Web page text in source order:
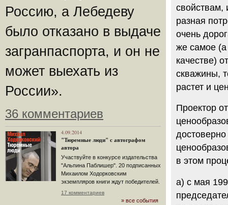
Россию, а Лебедеву
было отказано в выдаче
загранпаспорта, и он не
может выехать из
России».
36 комментариев
4.09.2014
"Тюремные люди" с автографом
автора
Участвуйте в конкурсе издательства
"Альпина Паблишер". 20 подписанных
Михаилом Ходорковским
экземпляров книги ждут победителей.
17 комментариев
» все события
свойствам,
разная
очень
же самое (а
качестве)
скважины,
растет и
Проектор
в этом
а) с мая